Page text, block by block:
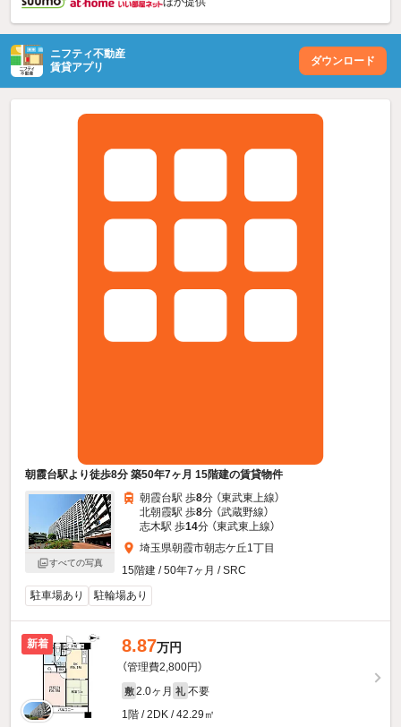
ニフティ不動産
賃貸アプリ
ダウンロード
朝霞台駅より徒歩8分 築50年7ヶ月 15階建の賃貸物件
すべての写真
朝霞台駅 歩8分 （東武東上線）
北朝霞駅 歩8分 （武蔵野線）
志木駅 歩14分 （東武東上線）
埼玉県朝霞市朝志ケ丘1丁目
15階建 / 50年7ヶ月 / SRC
駐車場あり
駐輪場あり
新着 8.87万円
（管理費2,800円）
敷 2.0ヶ月 礼 不要
1階 / 2DK / 42.29㎡